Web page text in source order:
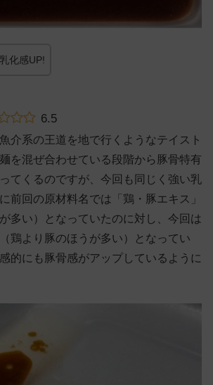
化感UP!
6.5
介系の王道を地で行くようなテイスト
を混ぜ合わせている段階から豚骨特有
てくるのですが、今回も同じく強い乳
前回の原材料名では「鶏・豚エキス」
多い）となっていたのに対し、今回は
鶏より豚のほうが多い）となってい
的にも豚骨感がアップしているように